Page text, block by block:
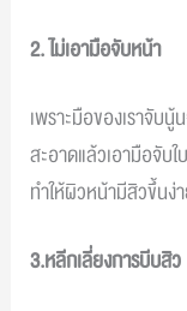
2. ไม่เอามือจับหน้า
เพราะมือของเราจับ
สะอาดแล้วเอามือจับใ
ทำให้ผิวหน้ามีสิวขึ้นง่
3.หลีกเลี่ยงการบีบสิว